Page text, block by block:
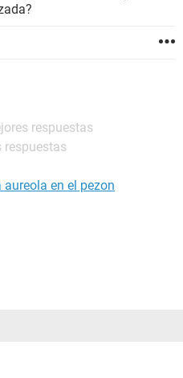
respuestas
respuestas
en el pezon